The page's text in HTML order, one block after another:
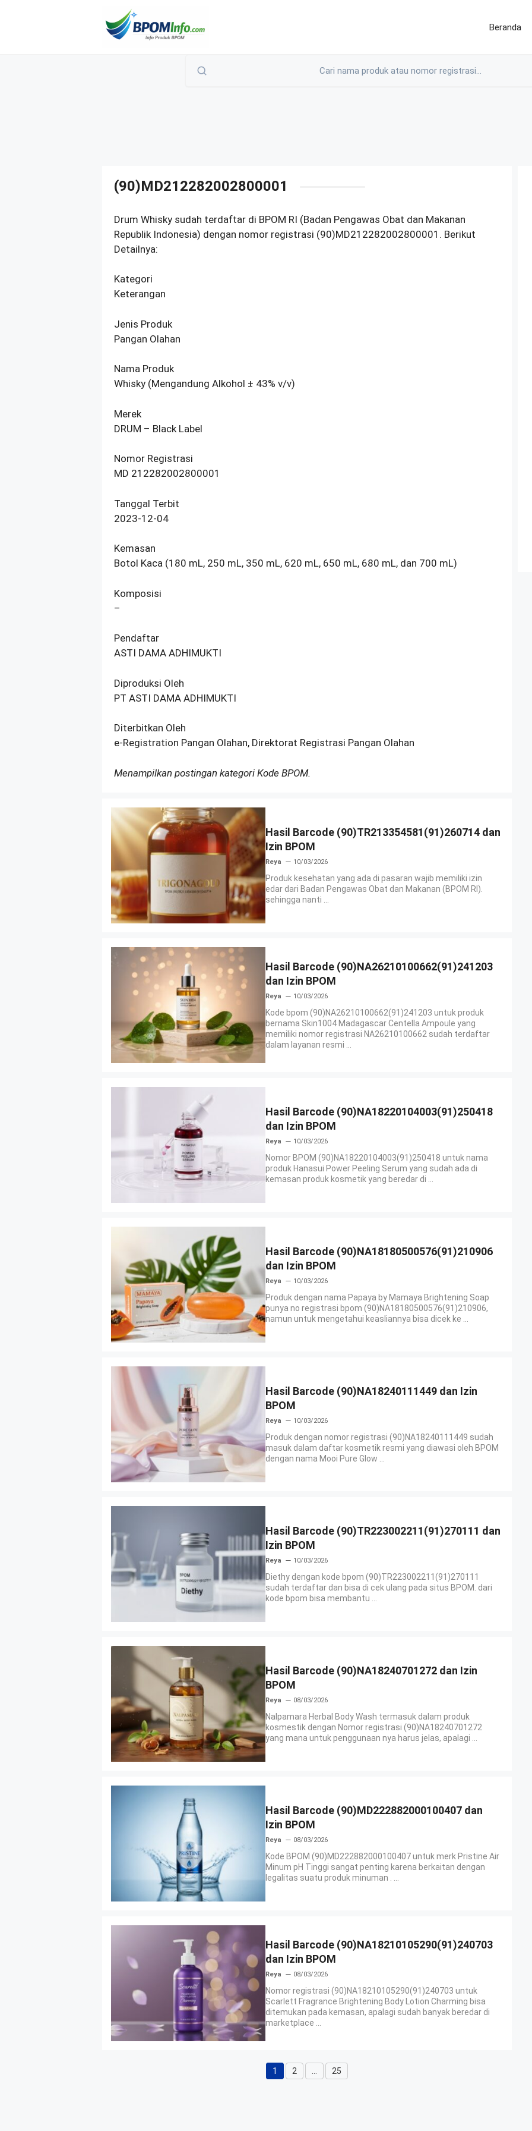
Beranda
(90)MD212282002800001
Drum Whisky sudah terdaftar di BPOM RI (Badan Pengawas Obat dan Makanan
Republik Indonesia) dengan nomor registrasi (90)MD212282002800001. Berikut
Detailnya:
Kategori
Keterangan
Jenis Produk
Pangan Olahan
Nama Produk
Whisky (Mengandung Alkohol ± 43% v/v)
Merek
DRUM – Black Label
Nomor Registrasi
MD 212282002800001
Tanggal Terbit
2023-12-04
Kemasan
Botol Kaca (180 mL, 250 mL, 350 mL, 620 mL, 650 mL, 680 mL, dan 700 mL)
Komposisi
–
Pendaftar
ASTI DAMA ADHIMUKTI
Diproduksi Oleh
PT ASTI DAMA ADHIMUKTI
Diterbitkan Oleh
e-Registration Pangan Olahan, Direktorat Registrasi Pangan Olahan
Menampilkan postingan kategori Kode BPOM.
Hasil Barcode (90)TR213354581(91)260714 dan
Izin BPOM
Reya 10/03/2026
Produk kesehatan yang ada di pasaran wajib memiliki izin
edar dari Badan Pengawas Obat dan Makanan (BPOM RI).
sehingga nanti ...
Hasil Barcode (90)NA26210100662(91)241203
dan Izin BPOM
Reya 10/03/2026
Kode bpom (90)NA26210100662(91)241203 untuk produk
bernama Skin1004 Madagascar Centella Ampoule yang
memiliki nomor registrasi NA26210100662 sudah terdaftar
dalam layanan resmi ...
Hasil Barcode (90)NA18220104003(91)250418
dan Izin BPOM
Reya 10/03/2026
Nomor BPOM (90)NA18220104003(91)250418 untuk nama
produk Hanasui Power Peeling Serum yang sudah ada di
kemasan produk kosmetik yang beredar di ...
Hasil Barcode (90)NA18180500576(91)210906
dan Izin BPOM
Reya 10/03/2026
Produk dengan nama Papaya by Mamaya Brightening Soap
punya no registrasi bpom (90)NA18180500576(91)210906,
namun untuk mengetahui keasliannya bisa dicek ke ...
Hasil Barcode (90)NA18240111449 dan Izin
BPOM
Reya 10/03/2026
Produk dengan nomor registrasi (90)NA18240111449 sudah
masuk dalam daftar kosmetik resmi yang diawasi oleh BPOM
dengan nama Mooi Pure Glow ...
Hasil Barcode (90)TR223002211(91)270111 dan
Izin BPOM
Reya 10/03/2026
Diethy dengan kode bpom (90)TR223002211(91)270111
sudah terdaftar dan bisa di cek ulang pada situs BPOM. dari
kode bpom bisa membantu ...
Hasil Barcode (90)NA18240701272 dan Izin
BPOM
Reya 08/03/2026
Nalpamara Herbal Body Wash termasuk dalam produk
kosmestik dengan Nomor registrasi (90)NA18240701272
yang mana untuk penggunaan nya harus jelas, apalagi ...
Hasil Barcode (90)MD222882000100407 dan
Izin BPOM
Reya 08/03/2026
Kode BPOM (90)MD222882000100407 untuk merk Pristine Air
Minum pH Tinggi sangat penting karena berkaitan dengan
legalitas suatu produk minuman . ...
Hasil Barcode (90)NA18210105290(91)240703
dan Izin BPOM
Reya 08/03/2026
Nomor registrasi (90)NA18210105290(91)240703 untuk
Scarlett Fragrance Brightening Body Lotion Charming bisa
ditemukan pada kemasan, apalagi sudah banyak beredar di
marketplace ...
Halaman
1 Halaman
2 Halaman
25